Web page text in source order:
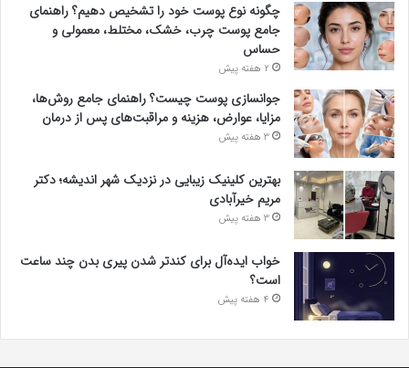
چگونه نوع پوست خود را تشخیص دهیم؟ راهنمای
جامع پوست چرب، خشک، مختلط، معمولی و
حساس
2 هفته پیش
جوانسازی پوست چیست؟ راهنمای جامع روش‌ها،
مزایا، عوارض، هزینه و مراقبت‌های پس از درمان
3 هفته پیش
بهترین کلینیک زیبایی در نزدیک شهر اندیشه؛ دکتر
مریم خیرآبادی
3 هفته پیش
خواب ایده‌آل برای کندتر شدن پیری بدن چند ساعت
است؟
4 هفته پیش